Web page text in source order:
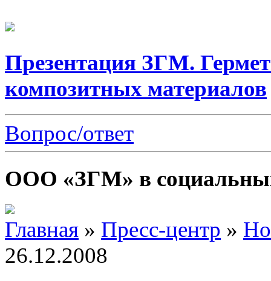
Презентация ЗГМ.
композитных материалов
Вопрос/ответ
ООО «ЗГМ» в
Главная » Пресс-центр »
26.12.2008